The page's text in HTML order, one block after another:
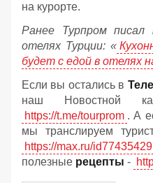
на курорте.
Ранее Турпром
отелях Турции: «
будет с едой в отелях
Если вы остались в
наш Новостной
https://t.me/tourprom . А
мы транслируем
https://max.ru/
полезные рецепты -